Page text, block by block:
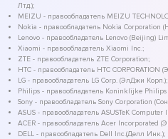
Лтд.);
MEIZU - правообладатель MEIZU
Nokia - правообладатель Nokia Corporation
Lenovo - правообладатель Lenovo (Beijing)
Xiaomi - правообладатель Xiaomi Inc.;
ZTE - правообладатель ZTE Corporation;
HTC - правообладатель HTC
LG - правообладатель LG Corp. (ЭлДжи Корп.);
Philips - правообладатель Koninklijke
Sony - правообладатель Sony Corporation
ASUS - правообладатель ASUSTeK
ACER - правообладатель Acer Incorporated
DELL - правообладатель Dell Inc.(Делл Инк.);